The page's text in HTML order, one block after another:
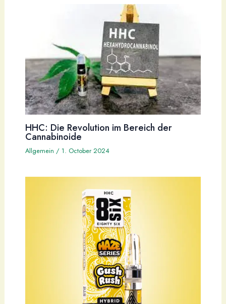
HHC: Die Revolution im Bereich der
Cannabinoide
Allgemein / 1. October 2024